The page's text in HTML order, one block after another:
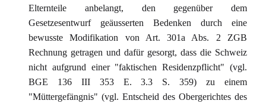
Elternteile anbelangt, den gegenüber dem
Gesetzesentwurf geäusserten Bedenken durch eine
bewusste Modifikation von Art. 301a Abs. 2 ZGB
Rechnung getragen und dafür gesorgt, dass die Schweiz
nicht aufgrund einer "faktischen Residenzpflicht" (vgl.
BGE 136 III 353 E. 3.3 S. 359) zu einem
"Müttergefängnis" (vgl. Entscheid des Obergerichtes des